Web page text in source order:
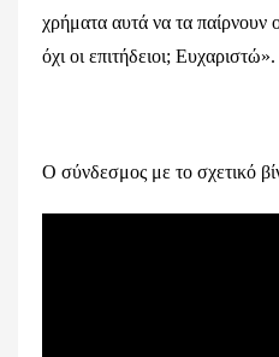
χρήματα αυτά να τα παίρνουν
όχι οι επιτήδειοι; Ευχαριστώ».
Ο σύνδεσμος με το σχετικό